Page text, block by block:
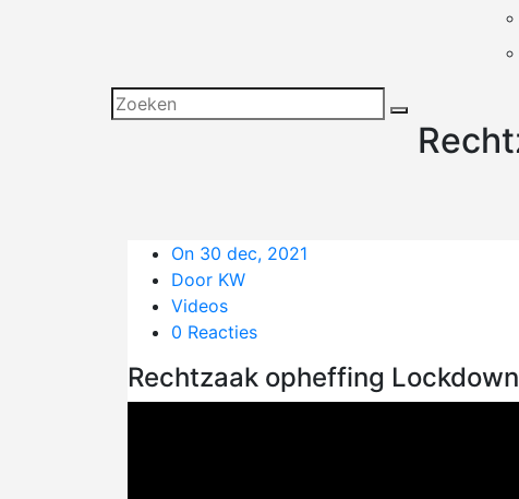
On 30 dec, 2021
Door KW
Videos
0 Reacties
Rechtzaak opheffing